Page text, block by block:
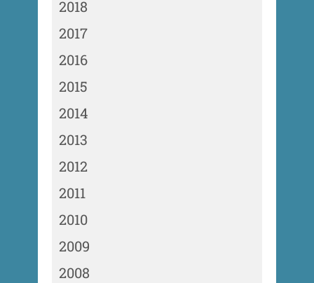
2018
2017
2016
2015
2014
2013
2012
2011
2010
2009
2008